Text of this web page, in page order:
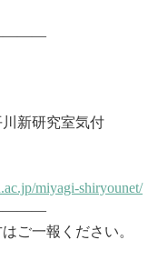
新研究室気付
miyagi-shiryounet/
ご一報ください。